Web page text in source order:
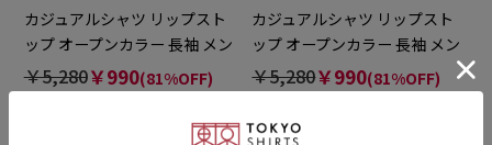
カジュアルシャツ リップスト
ップ オープンカラー 長袖 メン
ズ
￥5,280￥990(81%OFF)
カジュアルシャツ リップスト
ップ オープンカラー 長袖 メン
ズ
￥5,280￥990(81%OFF)